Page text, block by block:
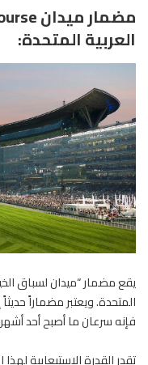
العربية المتحدة:
يقع مضمار “ميدان لسباق
فإنه سرعان ما أصبح أحد